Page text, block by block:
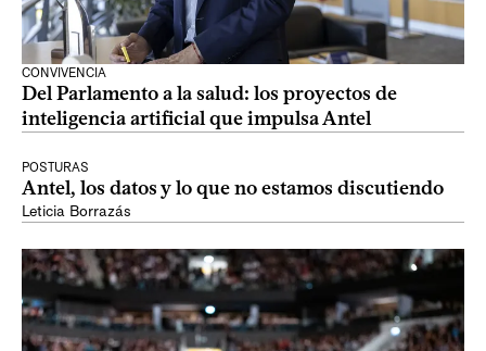
CONVIVENCIA
Del Parlamento a la salud: los proyectos de
inteligencia artificial que impulsa Antel
POSTURAS
Antel, los datos y lo que no estamos discutiendo
Leticia Borrazás